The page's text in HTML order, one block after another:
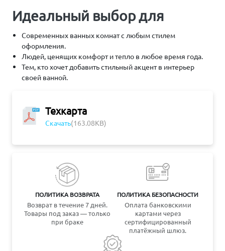
Техкарта
Скачать(163.08KB)
ПОЛИТИКА ВОЗВРАТА
Возврат в течение 7 дней.
Товары под заказ — только
при браке
ПОЛИТИКА БЕЗОПАСНОСТИ
Оплата банковскими
картами через
сертифицированный
платёжный шлюз.
Идеальный выбор для
Современных ванных комнат с любым стилем
оформления.
Людей, ценящих комфорт и тепло в любое время года.
Тем, кто хочет добавить стильный акцент в интерьер
своей ванной.